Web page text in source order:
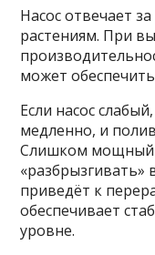
Насос отвечает
растениям. При
может
Если насос
медленно, и
Слишком мощный
«разбрызгивать»
приведёт к
обеспечивает
уровне.